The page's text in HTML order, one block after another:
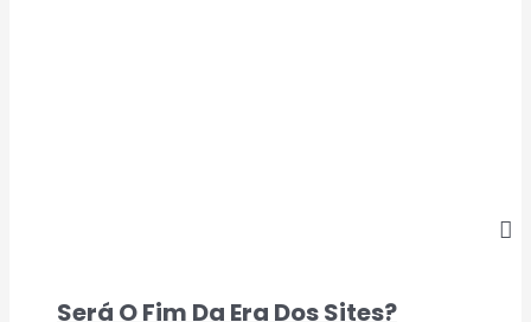
Será O Fim Da Era Dos Sites?